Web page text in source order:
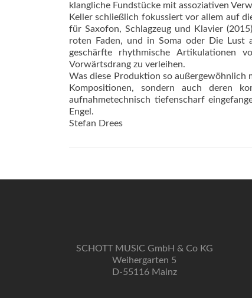
klangliche Fundstücke mit assoziativen
Keller schließlich fokussiert vor allem auf
für Saxofon, Schlagzeug und Klavier
roten Faden, und in Soma oder Die Lust
geschärfte rhythmische Artikulationen
Vorwärtsdrang zu verleihen.
Was diese Produktion so außergewöhnlich
Kompositionen, sondern auch deren
aufnahmetechnisch tiefenscharf
Engel.
Stefan Drees
SCHOTT MUSIC GmbH & Co KG
Weihergarten 5
D-55116 Mainz